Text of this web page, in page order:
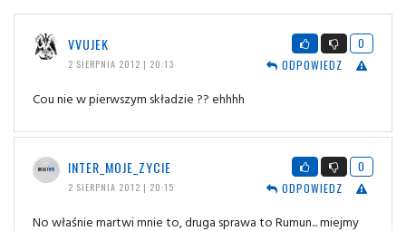
VVUJEK
2 SIERPNIA 2012 | 20:13
0
ODPOWIEDZ
Cou nie w pierwszym składzie ?? ehhhh
INTER_MOJE_ZYCIE
2 SIERPNIA 2012 | 20:15
0
ODPOWIEDZ
No właśnie martwi mnie to, druga sprawa to Rumun... miejmy